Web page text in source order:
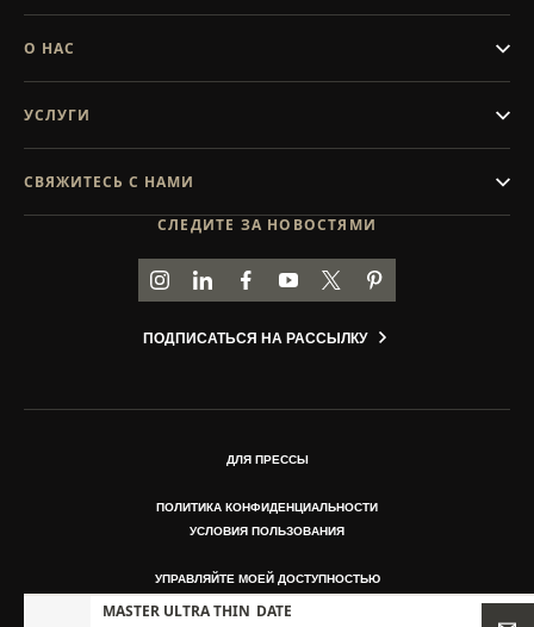
MASTER ULTRA THIN DATE
СЛЕДИТЕ ЗА НОВОСТЯМИ
ПЕРЕЙТИ НА СТРАНИЦУ JAEGER-LECOULTRE В
ПЕРЕЙТИ НА СТРАНИЦУ JAEGER-
ПЕРЕЙТИ НА СТРАНИЦУ JAEGER-
ПЕРЕЙТИ НА СТРАНИЦУ
ПЕРЕЙТИ НА СТРАНИЦУ
ПЕРЕЙТИ НА
ПОДПИСАТЬСЯ НА РАССЫЛКУ
О НАС
УСЛУГИ
СВЯЖИТЕСЬ С НАМИ
ДЛЯ ПРЕССЫ
ПОЛИТИКА КОНФИДЕНЦИАЛЬНОСТИ
УСЛОВИЯ ПОЛЬЗОВАНИЯ
УПРАВЛЯЙТЕ МОЕЙ ДОСТУПНОСТЬЮ
АВТОРСКИЕ ПРАВА JAEGER-LECOULTRE 2026
ВЕРСИЯ 102.34.2